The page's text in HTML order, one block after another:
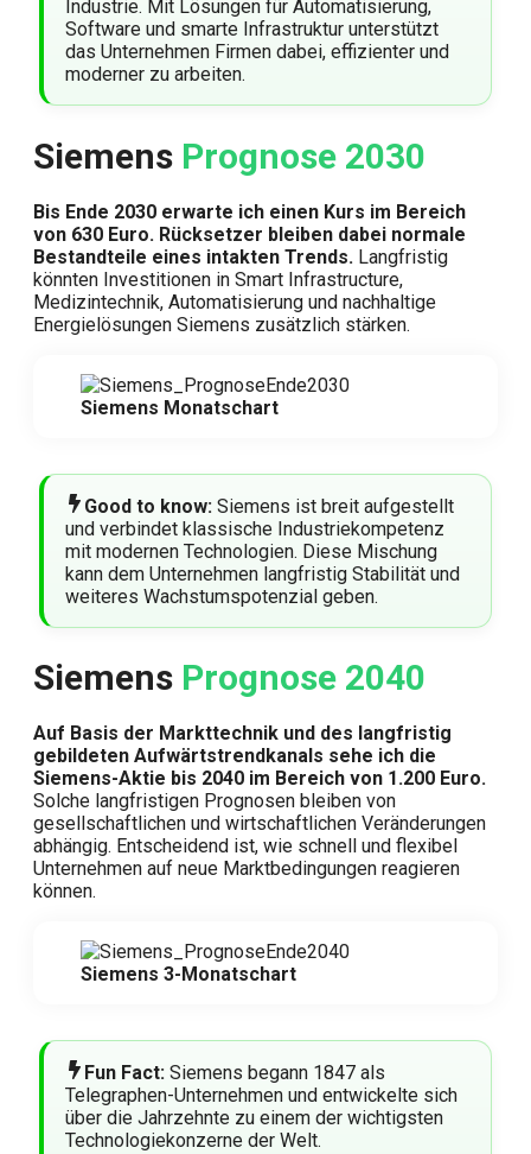
Industrie. Mit Lösungen für Automatisierung,
Software und smarte Infrastruktur unterstützt
das Unternehmen Firmen dabei, effizienter und
moderner zu arbeiten.
Siemens Prognose 2030
Bis Ende 2030 erwarte ich einen Kurs im Bereich
von 630 Euro. Rücksetzer bleiben dabei normale
Bestandteile eines intakten Trends. Langfristig
könnten Investitionen in Smart Infrastructure,
Medizintechnik, Automatisierung und nachhaltige
Energielösungen Siemens zusätzlich stärken.
Siemens Monatschart
Good to know: Siemens ist breit aufgestellt
und verbindet klassische Industriekompetenz
mit modernen Technologien. Diese Mischung
kann dem Unternehmen langfristig Stabilität und
weiteres Wachstumspotenzial geben.
Siemens Prognose 2040
Auf Basis der Markttechnik und des langfristig
gebildeten Aufwärtstrendkanals sehe ich die
Siemens-Aktie bis 2040 im Bereich von 1.200 Euro.
Solche langfristigen Prognosen bleiben von
gesellschaftlichen und wirtschaftlichen Veränderungen
abhängig. Entscheidend ist, wie schnell und flexibel
Unternehmen auf neue Marktbedingungen reagieren
können.
Siemens 3-Monatschart
Fun Fact: Siemens begann 1847 als
Telegraphen-Unternehmen und entwickelte sich
über die Jahrzehnte zu einem der wichtigsten
Technologiekonzerne der Welt.